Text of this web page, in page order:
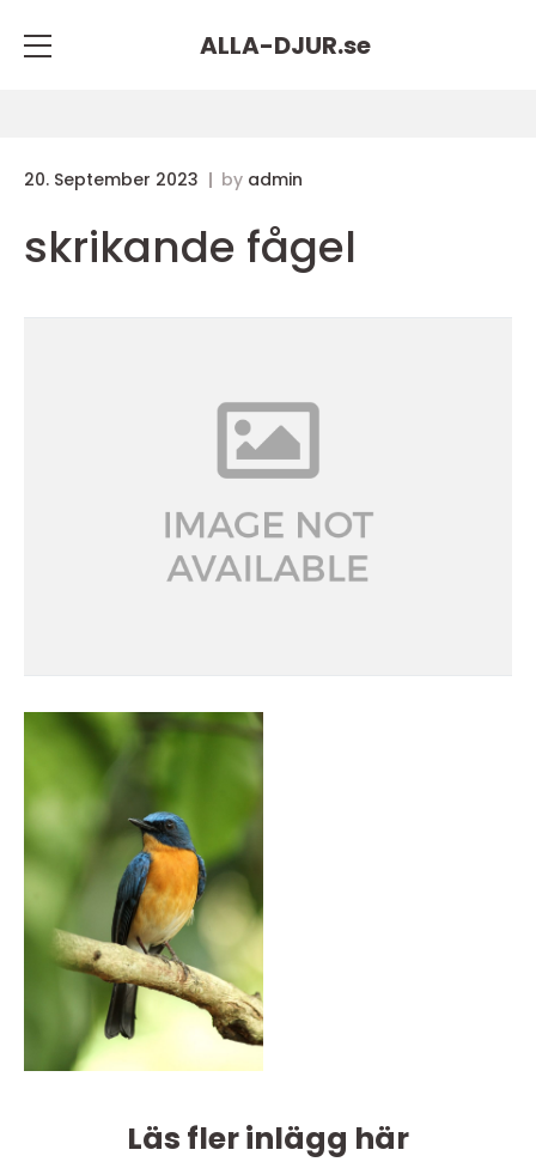
ALLA-DJUR.se
20. September 2023 by admin
skrikande fågel
Läs fler inlägg här